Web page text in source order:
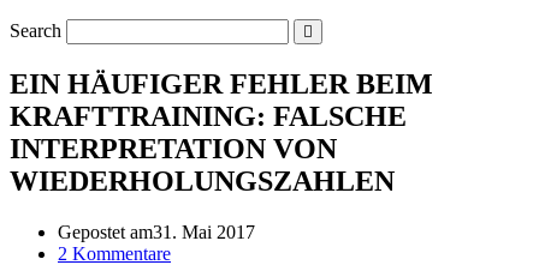
Search
EIN HÄUFIGER FEHLER BEIM
KRAFTTRAINING: FALSCHE
INTERPRETATION VON
WIEDERHOLUNGSZAHLEN
Gepostet am31. Mai 2017
2 Kommentare